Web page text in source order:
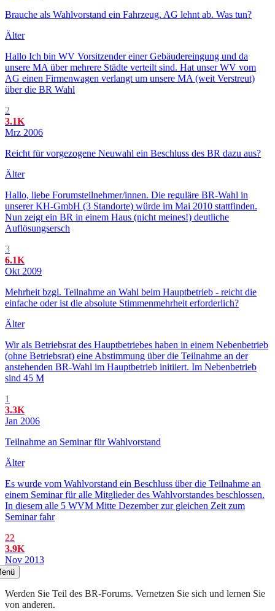
Brauche als Wahlvorstand ein Fahrzeug. AG lehnt ab. Was tun?
Älter
Hallo Ich bin WV Vorsitzender einer Gebäudereingung und da
unsere MA über mehrere Städte verteilt sind. Hat unser WV vom
AG einen Firmenwagen verlangt um unsere MA (weit Verstreut)
über die BR Wahl
2
3.1K
Mrz 2006
Reicht für vorgezogene Neuwahl ein Beschluss des BR dazu aus?
Älter
Hallo, liebe Forumsteilnehmer/innen. Die reguläre BR-Wahl in
unserer KH-GmbH (3 Standorte) würde im Mai 2010 stattfinden.
Nun zeigt ein BR in einem Haus (nicht meines!) deutliche
Auflösungsersch
3
6.1K
Okt 2009
Mehrheit bzgl. Teilnahme an Wahl beim Hauptbetrieb - reicht die
einfache oder ist die absolute Stimmenmehrheit erforderlich?
Älter
Wir als Betriebsrat des Hauptbetriebes haben in einem Nebenbetrieb
(ohne Betriebsrat) eine Abstimmung über die Teilnahme an der
anstehenden BR-Wahl im Hauptbetrieb initiiert. Im Nebenbetrieb
sind 45 M
1
3.3K
Jan 2006
Teilnahme an Seminar für Wahlvorstand
Älter
Es wurde vom Wahlvorstand ein Beschluss über die Teilnahme an
einem Seminar für alle Mitglieder des Wahlvorstandes beschlossen.
In diesem alle 5 WVM Mitte Dezember zur gleichen Zeit zum
Seminar fahr
22
3.9K
Nov 2013
Werden Sie Teil des BR-Forums. Vernetzen Sie sich und lernen Sie
von anderen.